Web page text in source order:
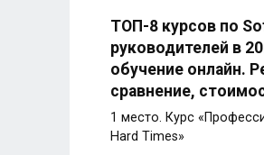
ТОП-8 курсов по
руководителей в
обучение онлайн.
сравнение,
1 место. Курс
Hard Times»